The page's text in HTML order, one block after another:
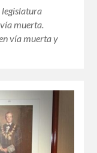
legislatura
muerta.
vía muerta y